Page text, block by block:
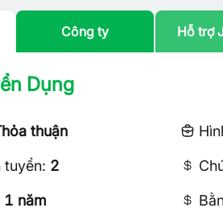
Công ty Hỗ trợ
Dụng
thuận
tuyển: 2
1 năm